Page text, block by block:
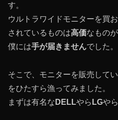
す。
ウルトラワイドモニターを買
されているものは高価なもの
僕には手が届きませんでした。
そこで、モニターを販売して
をひたすら漁ってみました。
まずは有名な DELLやら LGや